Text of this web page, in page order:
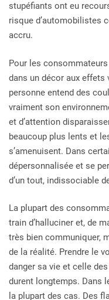
stupéfiants ont eu
risque d’automobilistes
accru.
Pour les
dans un décor aux
personne entend des
vraiment son
et d’attention
beaucoup plus lents et
s’amenuisent. Dans
dépersonnalisée et se
d’un tout, indissociable
La plupart des
train d’halluciner et, de
très bien communiquer,
de la réalité. Prendre le
danger sa vie et celle
durent longtemps. Dans
la plupart des cas. Des